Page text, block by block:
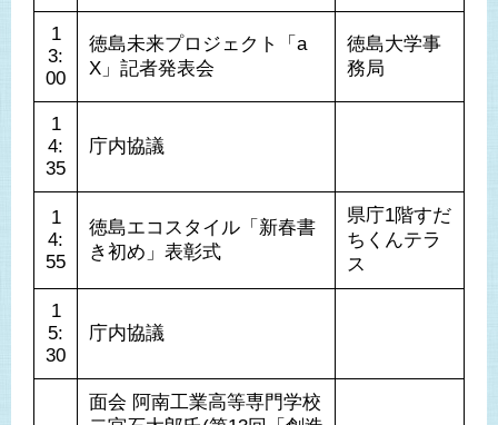
1
3:
00
徳島未来プロジェクト「a
X」記者発表会
徳島大学事
務局
1
4:
35
庁内協議
1
4:
55
徳島エコスタイル「新春書
き初め」表彰式
県庁1階すだ
ちくんテラ
ス
1
5:
30
庁内協議
面会 阿南工業高等専門学校